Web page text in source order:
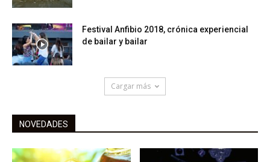
Festival Anfibio 2018, crónica experiencial
de bailar y bailar
Cargar más
NOVEDADES